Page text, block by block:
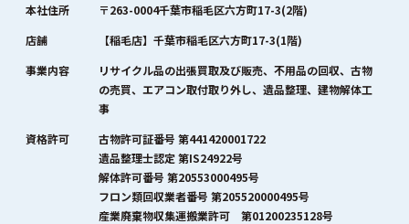
本社住所
〒263-0004千葉市稲毛区六方町17-3(2階)
店舗
【稲毛店】千葉市稲毛区六方町17-3(1階)
事業内容
リサイクル品の出張買取及び販売、不用品の回収、古物
の売買、エアコン取付取り外し、遺品整理、建物解体工
事
資格許可
古物許可証番号 第441420001722
遺品整理士認定 第IS24922号
解体許可番号 第20553000495号
フロン類回収業者番号 第205520000495号
産業廃棄物収集運搬業許可 第01200235128号